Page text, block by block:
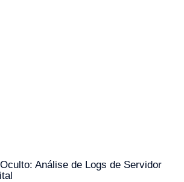
Análise de Logs de Servidor